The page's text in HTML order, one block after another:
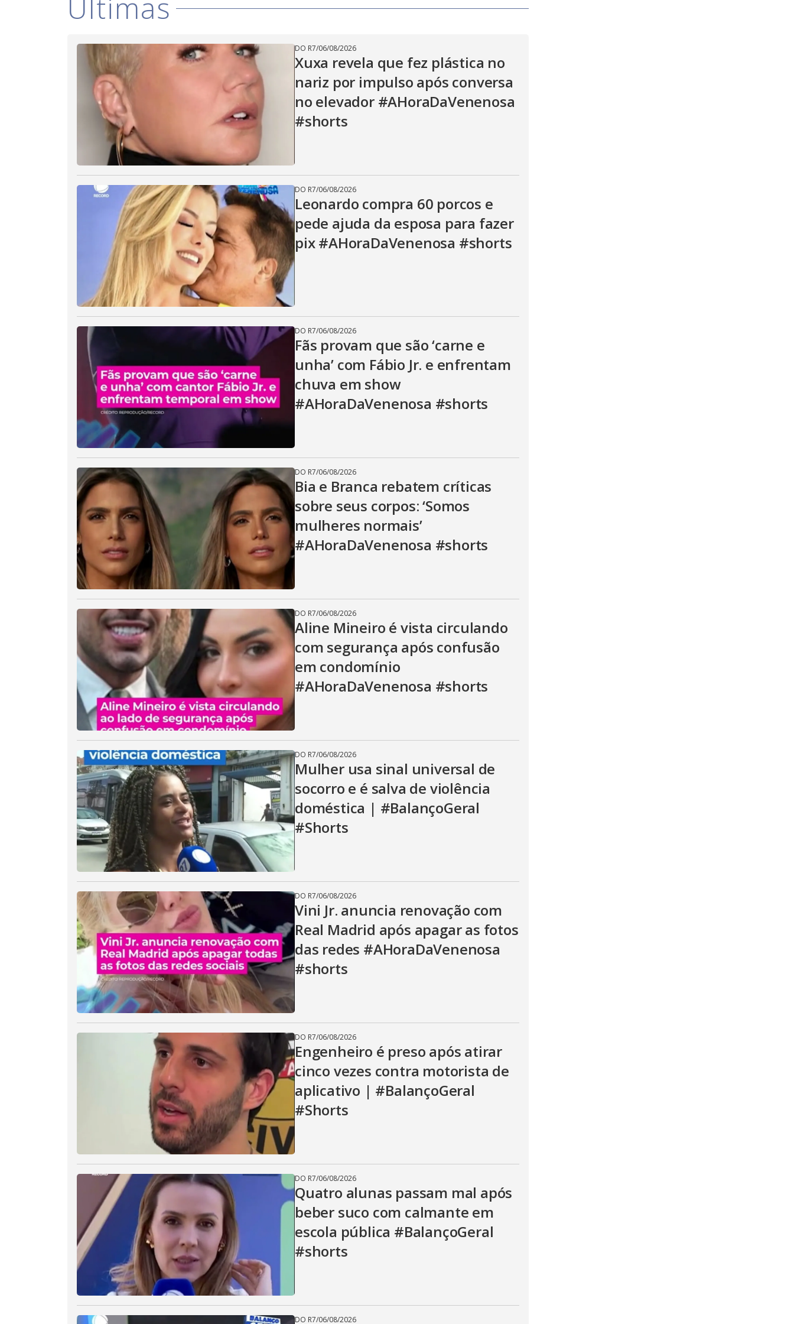
V
d
e
o
Últimas
DO R7/06/08/2026
Xuxa revela que fez plástica no
nariz por impulso após conversa
no elevador #AHoraDaVenenosa
#shorts
DO R7/06/08/2026
Leonardo compra 60 porcos e
pede ajuda da esposa para fazer
pix #AHoraDaVenenosa #shorts
DO R7/06/08/2026
Fãs provam que são ‘carne e
unha’ com Fábio Jr. e enfrentam
chuva em show
#AHoraDaVenenosa #shorts
DO R7/06/08/2026
Bia e Branca rebatem críticas
sobre seus corpos: ‘Somos
mulheres normais’
#AHoraDaVenenosa #shorts
DO R7/06/08/2026
Aline Mineiro é vista circulando
com segurança após confusão
em condomínio
#AHoraDaVenenosa #shorts
DO R7/06/08/2026
Mulher usa sinal universal de
socorro e é salva de violência
doméstica | #BalançoGeral
#Shorts
DO R7/06/08/2026
Vini Jr. anuncia renovação com
Real Madrid após apagar as fotos
das redes #AHoraDaVenenosa
#shorts
DO R7/06/08/2026
Engenheiro é preso após atirar
cinco vezes contra motorista de
aplicativo | #BalançoGeral
#Shorts
DO R7/06/08/2026
Quatro alunas passam mal após
beber suco com calmante em
escola pública #BalançoGeral
#shorts
DO R7/06/08/2026